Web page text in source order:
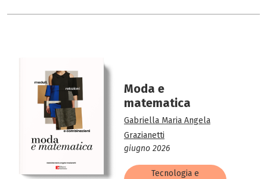
Moda e
matematica
Gabriella Maria Angela
Grazianetti
giugno 2026
Tecnologia e